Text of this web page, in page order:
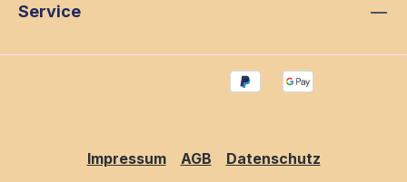
Service
Impressum AGB Datenschutz